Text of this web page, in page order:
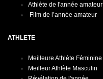
Athlète de l'année amateur
Film de l’année amateur
ATHLETE
Meilleure Athlète Féminine
Meilleur Athlète Masculin